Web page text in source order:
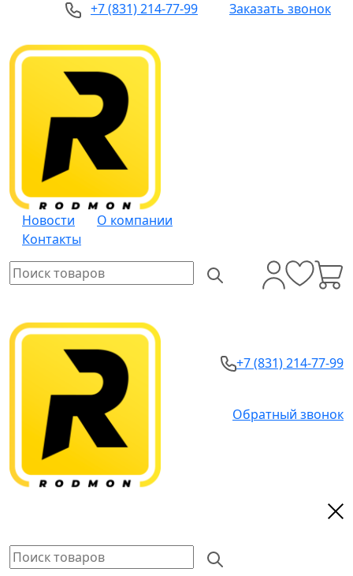
+7 (831) 214-77-99
Заказать звонок
Новости
О компании
Контакты
+7 (831) 214-77-99
Обратный звонок